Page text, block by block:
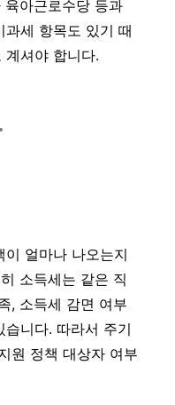
아근로수당 등과
세 항목도 있기 때
계셔야 합니다.
얼마나 나오는지
소득세는 같은 직
, 소득세 감면 여부
니다. 따라서 주기
원 정책 대상자 여부